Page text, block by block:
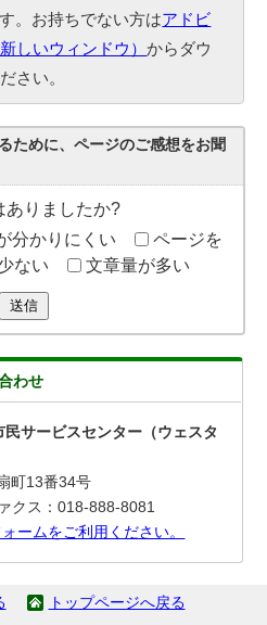
。お持ちでない方はアドビ
しいウィンドウ）からダウ
さい。
ために、ページのご感想をお聞
ありましたか?
分かりにくい
ページを
ない 文章量が多い
送信
わせ
サービスセンター（ウェスタ
町13番34号
クス：018-888-8081
ームをご利用ください。
トップページへ戻る